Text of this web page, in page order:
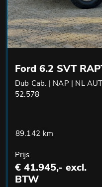
Ford 6.2 SVT
Dub Cab. | NAP | NL
52.578
89.142 km
Prijs
€ 41.945,- excl.
BTW